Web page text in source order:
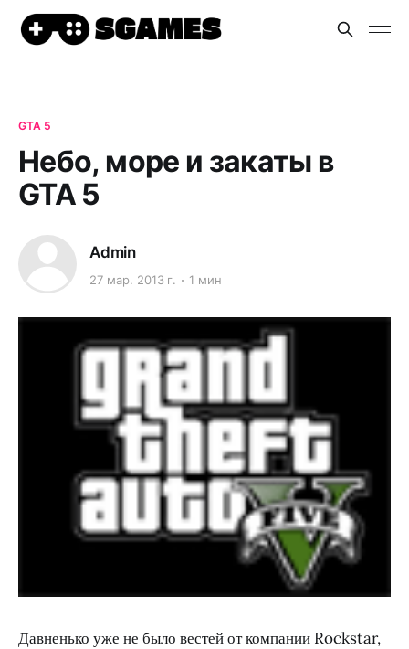
GTA 5
Небо, море и закаты в
GTA 5
Admin
27 мар. 2013 г. 1 мин
Давненько уже не было вестей от компании Rockstar,